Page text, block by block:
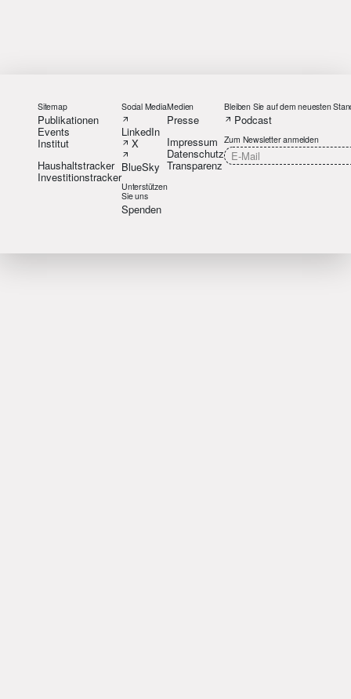
Sitemap
Publikationen
Events
Institut
Haushaltstracker
Investitionstracker
Social Media
LinkedIn
X
BlueSky
Unterstützen
Sie uns
Spenden
Medien
Presse
Impressum
Datenschutz
Transparenz
Bleiben Sie auf dem neuesten
Podcast
Zum Newsletter anmelden